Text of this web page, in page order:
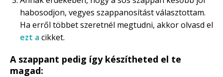
habosodjon, vegyes szappanosítást választottam.
Ha erről többet szeretnél megtudni, akkor olvasd el
ezt a cikket.
A szappant pedig így készítheted el te
magad: